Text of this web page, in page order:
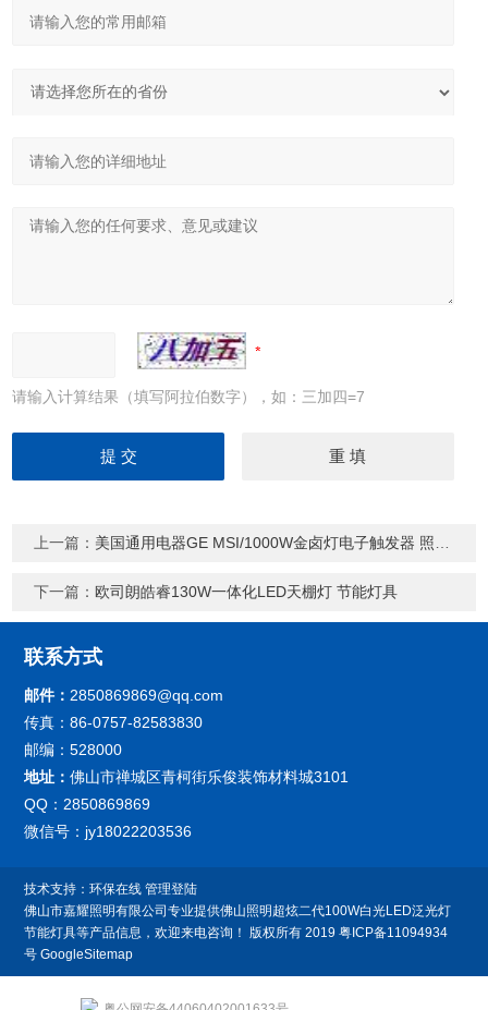
请输入计算结果（填写阿拉伯数字），如：三加四=7
上一篇： 美国通用电器GE MSI/1000W金卤灯电子触发器 照明控制器
下一篇： 欧司朗皓睿130W一体化LED天棚灯 节能灯具
联系方式
邮件：2850869869@qq.com
传真：86-0757-82583830
邮编：528000
地址：佛山市禅城区青柯街乐俊装饰材料城3101
QQ：2850869869
微信号：jy18022203536
技术支持：环保在线 管理登陆
佛山市嘉耀照明有限公司专业提供佛山照明超炫二代100W白光LED泛光灯
节能灯具等产品信息，欢迎来电咨询！ 版权所有 2019粤ICP备11094934
号 GoogleSitemap